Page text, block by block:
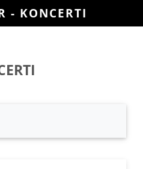
- KONCERTI